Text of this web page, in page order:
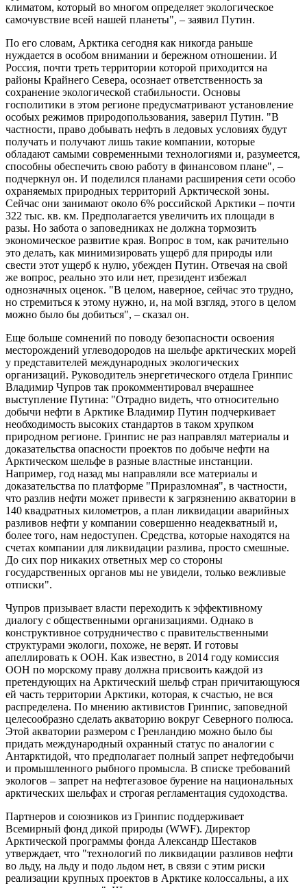
климатом, который во многом определяет экологическое
самочувствие всей нашей планеты", – заявил Путин.
По его словам, Арктика сегодня как никогда раньше
нуждается в особом внимании и бережном отношении. И
Россия, почти треть территории которой приходится на
районы Крайнего Севера, осознает ответственность за
сохранение экологической стабильности. Основы
госполитики в этом регионе предусматривают установление
особых режимов природопользования, заверил Путин. "В
частности, право добывать нефть в ледовых условиях будут
получать и получают лишь такие компании, которые
обладают самыми современными технологиями и, разумеется,
способны обеспечить свою работу в финансовом плане", –
подчеркнул он. И поделился планами расширения сети особо
охраняемых природных территорий Арктической зоны.
Сейчас они занимают около 6% российской Арктики – почти
322 тыс. кв. км. Предполагается увеличить их площади в
разы. Но забота о заповедниках не должна тормозить
экономическое развитие края. Вопрос в том, как рачительно
это делать, как минимизировать ущерб для природы или
свести этот ущерб к нулю, убежден Путин. Отвечая на свой
же вопрос, реально это или нет, президент избежал
однозначных оценок. "В целом, наверное, сейчас это трудно,
но стремиться к этому нужно, и, на мой взгляд, этого в целом
можно было бы добиться", – сказал он.
Еще больше сомнений по поводу безопасности освоения
месторождений углеводородов на шельфе арктических морей
у представителей международных экологических
организаций. Руководитель энергетического отдела Гринпис
Владимир Чупров так прокомментировал вчерашнее
выступление Путина: "Отрадно видеть, что относительно
добычи нефти в Арктике Владимир Путин подчеркивает
необходимость высоких стандартов в таком хрупком
природном регионе. Гринпис не раз направлял материалы и
доказательства опасности проектов по добыче нефти на
Арктическом шельфе в разные властные инстанции.
Например, год назад мы направляли все материалы и
доказательства по платформе "Приразломная", в частности,
что разлив нефти может привести к загрязнению акватории в
140 квадратных километров, а план ликвидации аварийных
разливов нефти у компании совершенно неадекватный и,
более того, нам недоступен. Средства, которые находятся на
счетах компании для ликвидации разлива, просто смешные.
До сих пор никаких ответных мер со стороны
государственных органов мы не увидели, только вежливые
отписки".
Чупров призывает власти переходить к эффективному
диалогу с общественными организациями. Однако в
конструктивное сотрудничество с правительственными
структурами экологи, похоже, не верят. И готовы
апеллировать к ООН. Как известно, в 2014 году комиссия
ООН по морскому праву должна присвоить каждой из
претендующих на Арктический шельф стран причитающуюся
ей часть территории Арктики, которая, к счастью, не вся
распределена. По мнению активистов Гринпис, заповедной
целесообразно сделать акваторию вокруг Северного полюса.
Этой акватории размером с Гренландию можно было бы
придать международный охранный статус по аналогии с
Антарктидой, что предполагает полный запрет нефтедобычи
и промышленного рыбного промысла. В списке требований
экологов – запрет на нефтегазовое бурение на национальных
арктических шельфах и строгая регламентация судоходства.
Партнеров и союзников из Гринпис поддерживает
Всемирный фонд дикой природы (WWF). Директор
Арктической программы фонда Александр Шестаков
утверждает, что "технологий по ликвидации разливов нефти
во льду, на льду и подо льдом нет, в связи с этим риски
реализации крупных проектов в Арктике колоссальны, а их